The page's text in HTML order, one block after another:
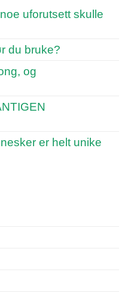
uforutsett skulle
du bruke?
og
er helt unike